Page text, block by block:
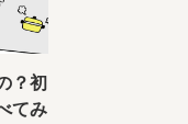
？初
てみ